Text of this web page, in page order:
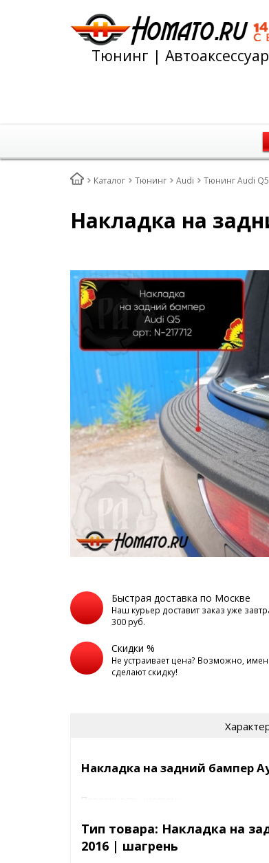
Тюнинг |
Каталог Тюнинг Audi Тюнинг Audi Q5
Накладка на
Быстрая доставка по Москве
Наш курьер доставит заказ уже
300 руб.
Скидки %
Не устраивает цена? Возможно,
сделают скидку!
Накладка на задний бампер
Поверхность: шагрень
Вес: 300 гр
Размер в упаковке: 1250х150х20 мм
Тип упаковки: полиэтилен
Тип товара: Накладка на
2016 | шагрень